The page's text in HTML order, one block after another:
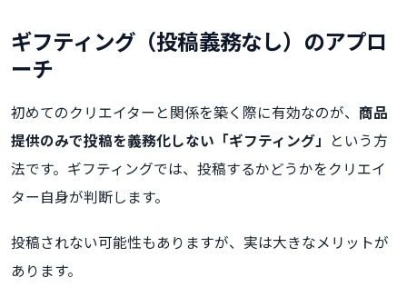
ギフティング（投稿義務なし）のアプロ
ーチ
初めてのクリエイターと関係を築く際に有効なのが、 商品
提供のみで投稿を義務化しない「ギフティング」 という方
法です。ギフティングでは、投稿するかどうかをクリエイ
ター自身が判断します。
投稿されない可能性もありますが、実は大きなメリットが
あります。